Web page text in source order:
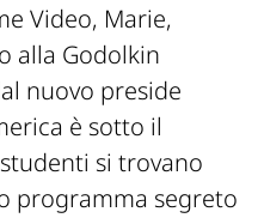
Video, Marie,
alla Godolkin
nuovo preside
è sotto il
si trovano
programma segreto